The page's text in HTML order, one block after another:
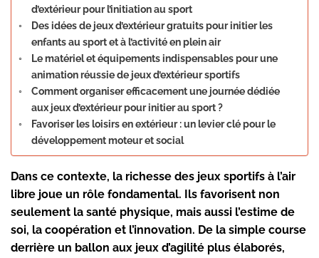
d’extérieur pour l’initiation au sport
Des idées de jeux d’extérieur gratuits pour initier les
enfants au sport et à l’activité en plein air
Le matériel et équipements indispensables pour une
animation réussie de jeux d’extérieur sportifs
Comment organiser efficacement une journée dédiée
aux jeux d’extérieur pour initier au sport ?
Favoriser les loisirs en extérieur : un levier clé pour le
développement moteur et social
Dans ce contexte, la richesse des jeux sportifs à l’air
libre joue un rôle fondamental. Ils favorisent non
seulement la santé physique, mais aussi l’estime de
soi, la coopération et l’innovation. De la simple course
derrière un ballon aux jeux d’agilité plus élaborés,